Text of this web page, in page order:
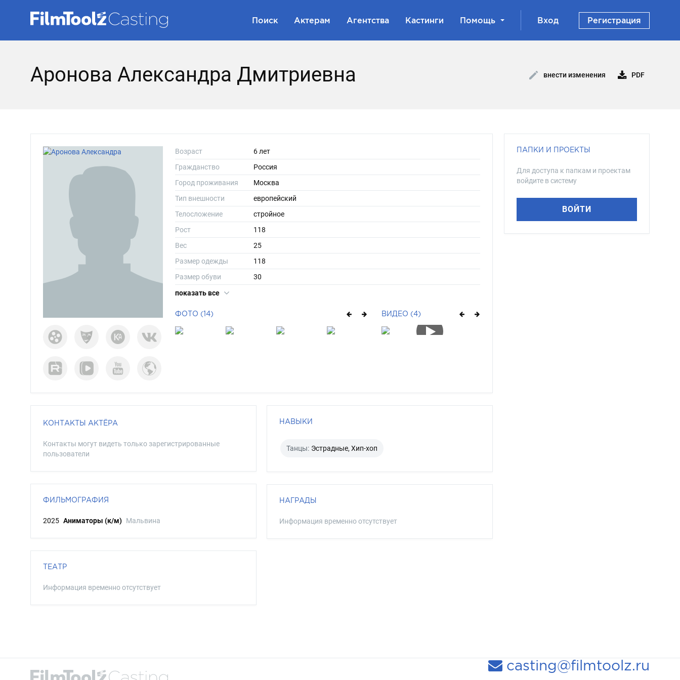
Поиск Актерам Агентства Кастинги Помощь Вход Регистрация
Аронова Александра Дмитриевна внести изменения PDF
Возраст
6 лет
Гражданство
Россия
Город проживания
Москва
Тип внешности
европейский
Телосложение
стройное
Рост
118
Вес
25
Размер одежды
118
Размер обуви
30
Длина волос
показать все
ФОТО (14) ВИДЕО (4)
КОНТАКТЫ АКТЁРА
Контакты могут видеть только зарегистрированные
пользователи
ФИЛЬМОГРАФИЯ
2025 Аниматоры (к/м) Мальвина
ТЕАТР
Информация временно отсутствует
НАВЫКИ
Танцы: Эстрадные, Хип-хоп
НАГРАДЫ
Информация временно отсутствует
ПАПКИ И ПРОЕКТЫ
Для доступа к папкам и проектам
войдите в систему
ВОЙТИ
casting@filmtoolz.ru